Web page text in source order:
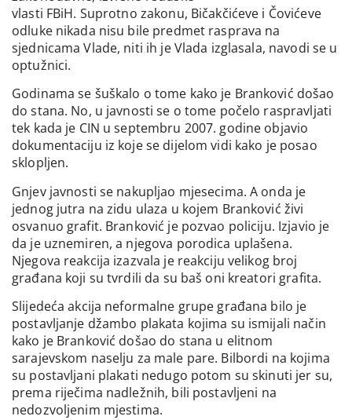
vlasti FBiH. Suprotno zakonu, Bičakčićeve i Čovićeve
odluke nikada nisu bile predmet rasprava na
sjednicama Vlade, niti ih je Vlada izglasala, navodi se u
optužnici.
Godinama se šuškalo o tome kako je Branković došao
do stana. No, u javnosti se o tome počelo raspravljati
tek kada je CIN u septembru 2007. godine objavio
dokumentaciju iz koje se dijelom vidi kako je posao
sklopljen.
Gnjev javnosti se nakupljao mjesecima. A onda je
jednog jutra na zidu ulaza u kojem Branković živi
osvanuo grafit. Branković je pozvao policiju. Izjavio je
da je uznemiren, a njegova porodica uplašena.
Njegova reakcija izazvala je reakciju velikog broj
građana koji su tvrdili da su baš oni kreatori grafita.
Slijedeća akcija neformalne grupe građana bilo je
postavljanje džambo plakata kojima su ismijali način
kako je Branković došao do stana u elitnom
sarajevskom naselju za male pare. Bilbordi na kojima
su postavljani plakati nedugo potom su skinuti jer su,
prema riječima nadležnih, bili postavljeni na
nedozvoljenim mjestima.